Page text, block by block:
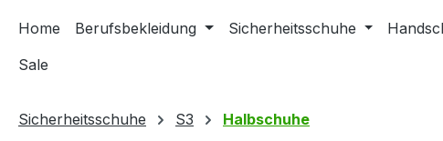
Home Berufsbekleidung Sicherheitsschuhe
Sale
Sicherheitsschuhe S3 Halbschuhe